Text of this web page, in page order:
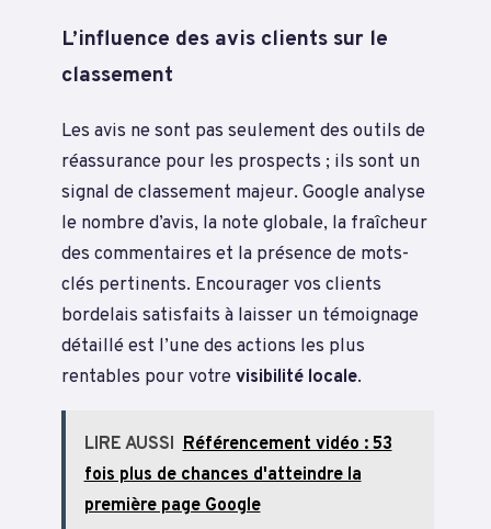
L’influence des avis clients sur le
classement
Les avis ne sont pas seulement des outils de
réassurance pour les prospects ; ils sont un
signal de classement majeur. Google analyse
le nombre d’avis, la note globale, la fraîcheur
des commentaires et la présence de mots-
clés pertinents. Encourager vos clients
bordelais satisfaits à laisser un témoignage
détaillé est l’une des actions les plus
rentables pour votrevisibilité locale.
LIRE AUSSI Référencement vidéo : 53
fois plus de chances d'atteindre la
première page Google